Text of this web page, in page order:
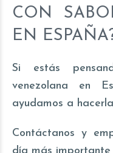
CON
EN
Si estás
venezolana en
ayudamos a
Contáctanos y